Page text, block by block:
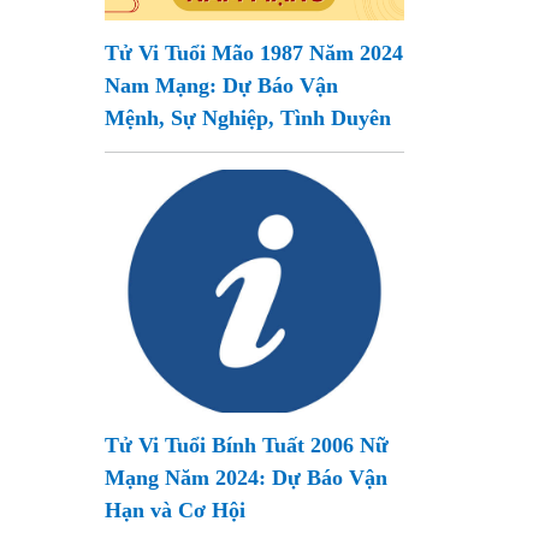
Tử Vi Tuổi Mão 1987 Năm 2024
Nam Mạng: Dự Báo Vận
Mệnh, Sự Nghiệp, Tình Duyên
Tử Vi Tuổi Bính Tuất 2006 Nữ
Mạng Năm 2024: Dự Báo Vận
Hạn và Cơ Hội